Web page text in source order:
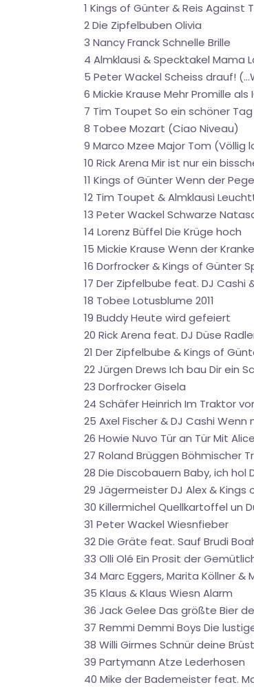
1 Kings of Günter & Reis Against
2 Die Zipfelbuben Olivia
3 Nancy Franck Schnelle Brille
4 Almklausi & Specktakel Mama
5 Peter Wackel Scheiss drauf!
6 Mickie Krause Mehr Promille als
7 Tim Toupet So ein schöner
8 Tobee Mozart (Ciao Niveau)
9 Marco Mzee Major Tom (Völlig
10 Rick Arena Mir ist nur ein
11 Kings of Günter Wenn der
12 Tim Toupet & Almklausi
13 Peter Wackel Schwarze
14 Lorenz Büffel Die Krüge hoch
15 Mickie Krause Wenn der
16 Dorfrocker & Kings of Günter
17 Der Zipfelbube feat. DJ Cashi
18 Tobee Lotusblume 2011
19 Buddy Heute wird gefeiert
20 Rick Arena feat. DJ Düse
21 Der Zipfelbube & Kings of
22 Jürgen Drews Ich bau Dir ein
23 Dorfrocker Gisela
24 Schäfer Heinrich Im Traktor
25 Axel Fischer & DJ Cashi
26 Howie Nuvo Tür an Tür Mit Alice
27 Roland Brüggen Böhmischer
28 Die Discobauern Baby, ich
29 Jägermeister DJ Alex & Kings
30 Killermichel Quellkartoffel un
31 Peter Wackel Wiesnfieber
32 Die Gräte feat. Sauf Brudi
33 Olli Olé Ein Prosit der
34 Marc Eggers, Marita Köllner
35 Klaus & Klaus Wiesn Alarm
36 Jack Gelee Das größte Bier
37 Remmi Demmi Boys Die
38 Willi Girmes Schnür deine
39 Partymann Atze Lederhosen
40 Mike der Bademeister feat.